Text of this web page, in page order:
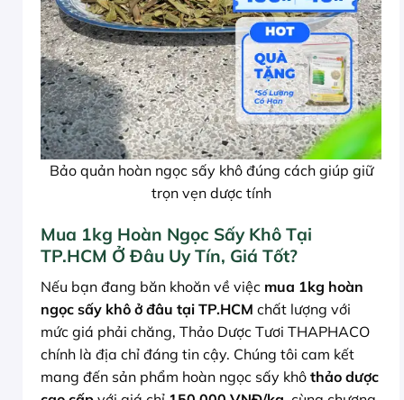
Bảo quản hoàn ngọc sấy khô đúng cách giúp giữ
trọn vẹn dược tính
Mua 1kg Hoàn Ngọc Sấy Khô Tại
TP.HCM Ở Đâu Uy Tín, Giá Tốt?
Nếu bạn đang băn khoăn về việc mua 1kg hoàn
ngọc sấy khô ở đâu tại TP.HCM chất lượng với
mức giá phải chăng, Thảo Dược Tươi THAPHACO
chính là địa chỉ đáng tin cậy. Chúng tôi cam kết
mang đến sản phẩm hoàn ngọc sấy khô thảo dược